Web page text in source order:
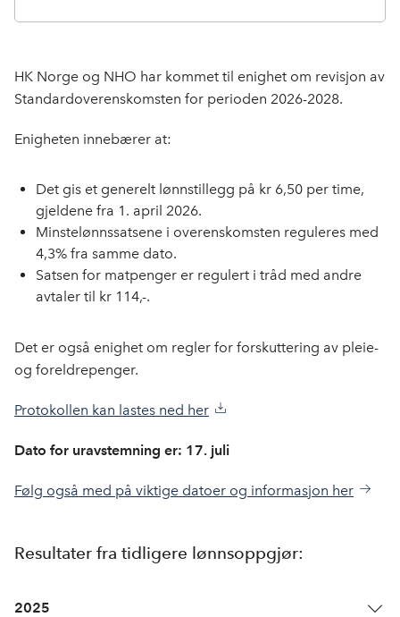
HK Norge og NHO har kommet til enighet om revisjon av
Standardoverenskomsten for perioden 2026-2028.
Enigheten innebærer at:
Det gis et generelt lønnstillegg på kr 6,50 per time,
gjeldene fra 1. april 2026.
Minstelønnssatsene i overenskomsten reguleres med
4,3% fra samme dato.
Satsen for matpenger er regulert i tråd med andre
avtaler til kr 114,-.
Det er også enighet om regler for forskuttering av pleie-
og foreldrepenger.
Protokollen kan lastes ned her
Dato for uravstemning er: 17. juli
Følg også med på viktige datoer og informasjon her
Resultater fra tidligere lønnsoppgjør:
2025